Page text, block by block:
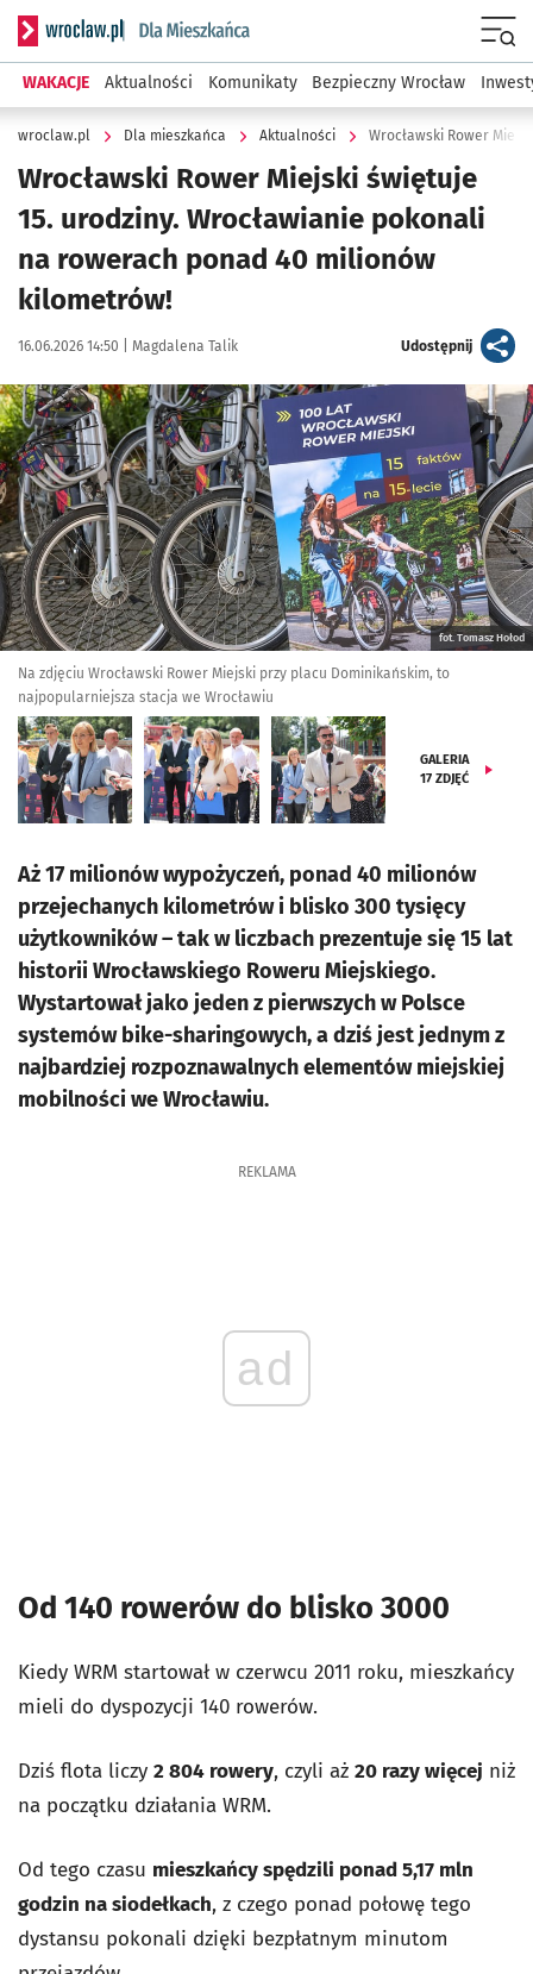
Serwis informacyjny wroclaw.pl podserwis: Dla mieszkańca
WAKACJE Aktualności Komunikaty Bezpieczny Wrocław
wroclaw.pl Dla mieszkańca Aktualności Wrocławski Rower
Wrocławski Rower Miejski świętuje
15. urodziny. Wrocławianie pokonali
na rowerach ponad 40 milionów
kilometrów!
Data publikacji:
16.06.2026 14:50 | Autor:
Magdalena Talik Udostępnijartykuł
Kliknij, aby zobaczyć galerię
fot. Tomasz Hołod
Na zdjęciu Wrocławski Rower Miejski przy placu Dominikańskim, to
najpopularniejsza stacja we Wrocławiu
GALERIA
17 ZDJĘĆ
Aż 17 milionów wypożyczeń, ponad 40 milionów
przejechanych kilometrów i blisko 300 tysięcy
użytkowników – tak w liczbach prezentuje się 15 lat
historii Wrocławskiego Roweru Miejskiego.
Wystartował jako jeden z pierwszych w Polsce
systemów bike-sharingowych, a dziś jest jednym z
najbardziej rozpoznawalnych elementów miejskiej
mobilności we Wrocławiu.
REKLAMA
ad
Od 140 rowerów do blisko 3000
Kiedy WRM startował w czerwcu 2011 roku, mieszkańcy
mieli do dyspozycji 140 rowerów.
Dziś flota liczy 2 804 rowery, czyli aż 20 razy więcej niż
na początku działania WRM.
Od tego czasu mieszkańcy spędzili ponad 5,17 mln
godzin na siodełkach, z czego ponad połowę tego
dystansu pokonali dzięki bezpłatnym minutom